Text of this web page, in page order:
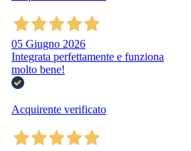
05 Giugno 2026
Integrata perfettamente e funziona
molto bene!
Acquirente verificato